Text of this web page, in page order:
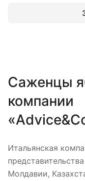
Саженцы
компании
Итальянская
Молдавии,